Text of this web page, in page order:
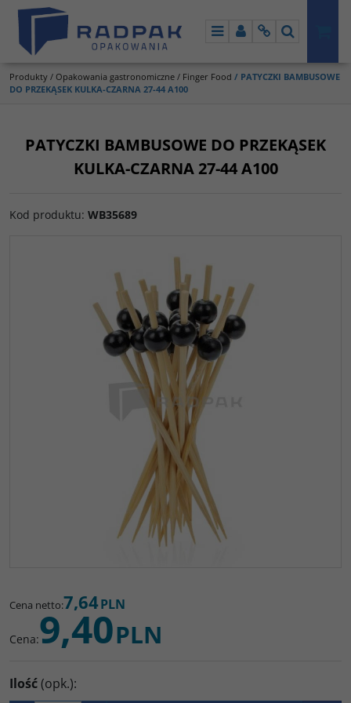
MenuPanelInfoSzukaj
Produkty / Opakowania gastronomiczne / Finger Food / PATYCZKI BAMBUSOWE
DO PRZEKĄSEK KULKA-CZARNA 27-44 A100
PATYCZKI BAMBUSOWE DO PRZEKĄSEK
KULKA-CZARNA 27-44 A100
Kod produktu: WB35689
Cena netto:7,64PLN
Cena:9,40PLN
Ilość(opk.):